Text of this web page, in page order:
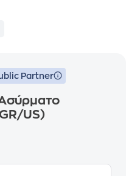
Partner
US)